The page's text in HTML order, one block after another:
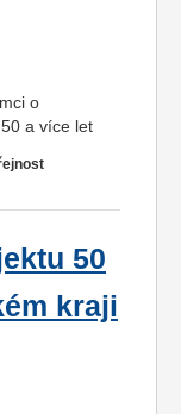
o
a více let
50
kraji